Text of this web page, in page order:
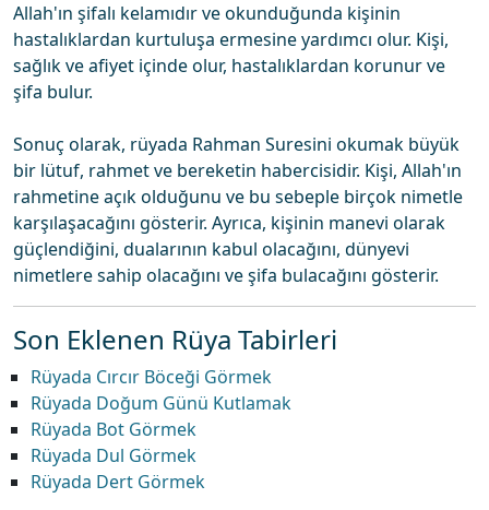
Allah'ın şifalı kelamıdır ve okunduğunda kişinin
hastalıklardan kurtuluşa ermesine yardımcı olur. Kişi,
sağlık ve afiyet içinde olur, hastalıklardan korunur ve
şifa bulur.
Sonuç olarak, rüyada Rahman Suresini okumak büyük
bir lütuf, rahmet ve bereketin habercisidir. Kişi, Allah'ın
rahmetine açık olduğunu ve bu sebeple birçok nimetle
karşılaşacağını gösterir. Ayrıca, kişinin manevi olarak
güçlendiğini, dualarının kabul olacağını, dünyevi
nimetlere sahip olacağını ve şifa bulacağını gösterir.
Son Eklenen Rüya Tabirleri
Rüyada Cırcır Böceği Görmek
Rüyada Doğum Günü Kutlamak
Rüyada Bot Görmek
Rüyada Dul Görmek
Rüyada Dert Görmek